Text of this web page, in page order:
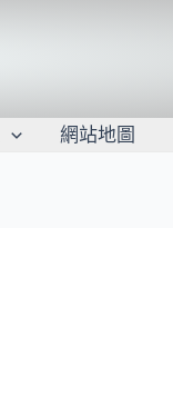
網站地圖